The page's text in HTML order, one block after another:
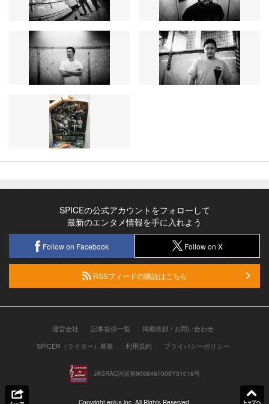
SPICEの公式アカウントをフォローして
最新のエンタメ情報を手に入れよう
Follow on Facebook Follow on X
RSSフィードの購読はこちら
運営会社 記事提供一覧
掲載依頼 / お問い合わせ
SPICER（ライター）募集
利用規約 プライバシーポリシー
JASRAC許諾第9008487009Y31018号